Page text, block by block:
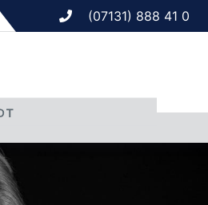
(07131) 888 41 0